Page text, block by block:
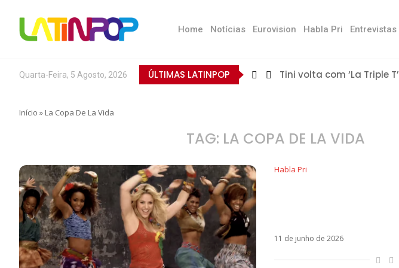
Home Notícias Eurovision Habla Pri Entrevistas
Quarta-Feira, 5 Agosto, 2026 ÚLTIMAS LATINPOP Tini volta com ‘La Triple T’
Início » La Copa De La Vida
TAG: LA COPA DE LA VIDA
Habla Pri
11 de junho de 2026